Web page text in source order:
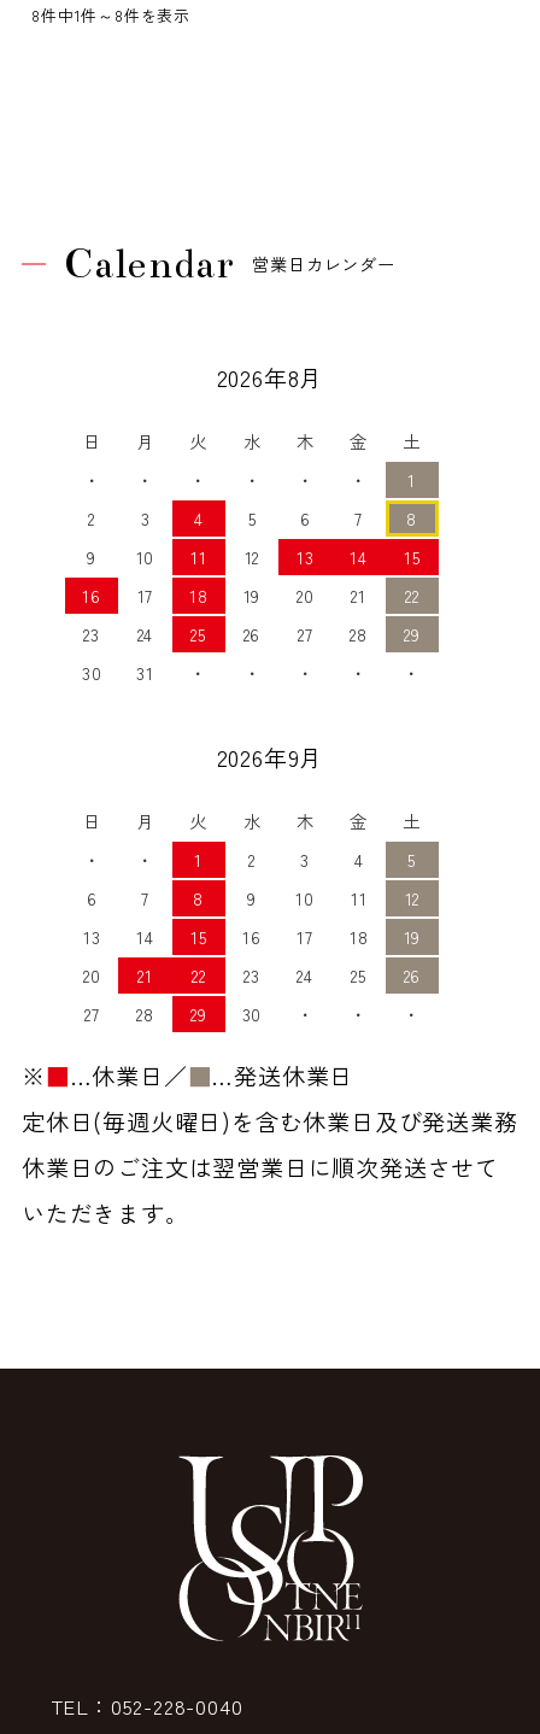
8件中1件～8件を表示
Calendar 営業日カレンダー
2026年8月
日 月 火 水 木 金
土
・
・ ・ ・ ・ ・
1
2
3 4 5 6 7
8
9
10 11 12 13 14
15
16
17 18 19 20 21
22
23
24 25 26 27 28
29
30
31 ・ ・ ・ ・ ・
2026年9月
日 月 火 水 木 金
土
・
・ 1 2 3 4
5
6
7 8 9 10 11
12
13
14 15 16 17 18
19
20
21 22 23 24 25
26
27
28 29 30 ・ ・ ・
※■…休業日／■…発送休業日
定休日(毎週火曜日)を含む休業日及び発送業務
休業日のご注文は翌営業日に順次発送させて
いただきます。
TEL：052-228-0040